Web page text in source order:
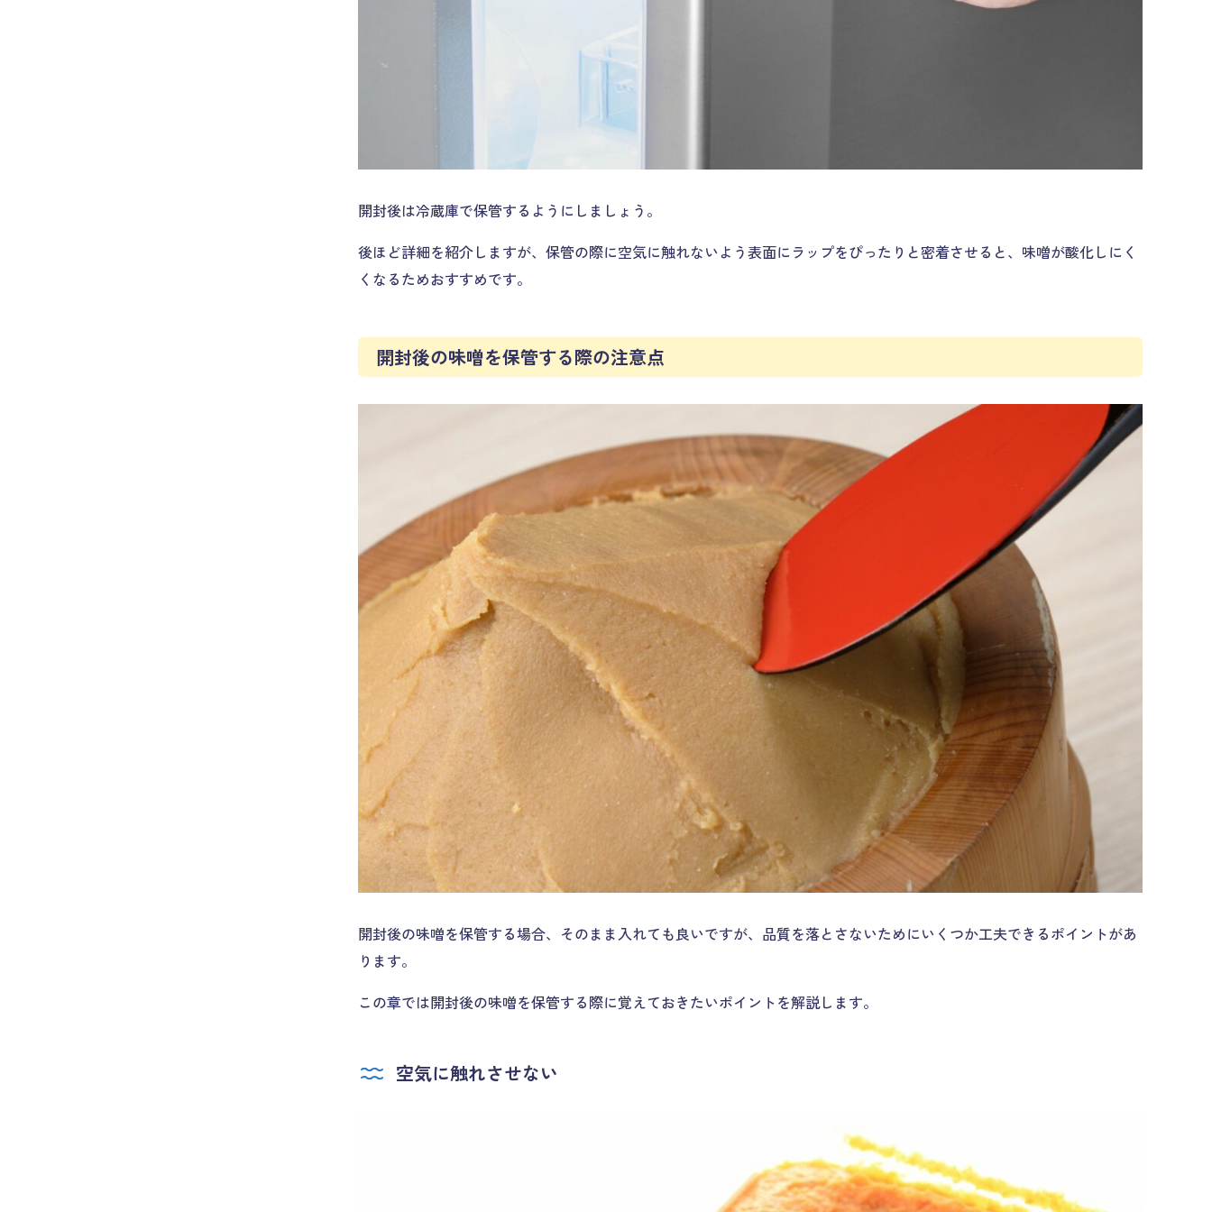
開封後は冷蔵庫で保管するようにしましょう。
後ほど詳細を紹介しますが、保管の際に空気に触れないよう表面にラップをぴったりと密着させると、味噌が酸化しにく
くなるためおすすめです。
開封後の味噌を保管する際の注意点
開封後の味噌を保管する場合、そのまま入れても良いですが、品質を落とさないためにいくつか工夫できるポイントがあ
ります。
この章では開封後の味噌を保管する際に覚えておきたいポイントを解説します。
空気に触れさせない